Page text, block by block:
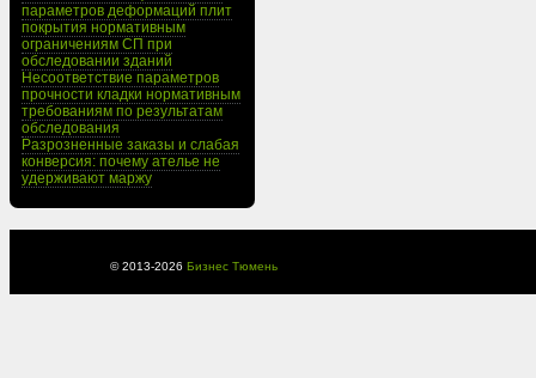
параметров деформаций плит
покрытия нормативным
ограничениям СП при
обследовании зданий
Несоответствие параметров
прочности кладки нормативным
требованиям по результатам
обследования
Разрозненные заказы и слабая
конверсия: почему ателье не
удерживают маржу
© 2013-2026 Бизнес Тюмень